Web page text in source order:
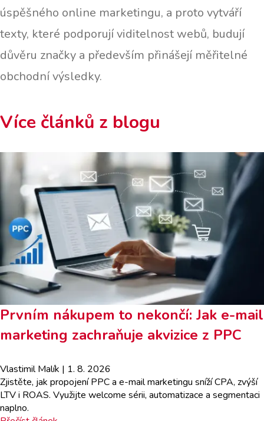
úspěšného online marketingu, a proto vytváří
texty, které podporují viditelnost webů, budují
důvěru značky a především přinášejí měřitelné
obchodní výsledky.
Více článků z blogu
Prvním nákupem to nekončí: Jak e-mail
marketing zachraňuje akvizice z PPC
Vlastimil Malík | 1. 8. 2026
Zjistěte, jak propojení PPC a e-mail marketingu sníží CPA, zvýší
LTV i ROAS. Využijte welcome sérii, automatizace a segmentaci
naplno.